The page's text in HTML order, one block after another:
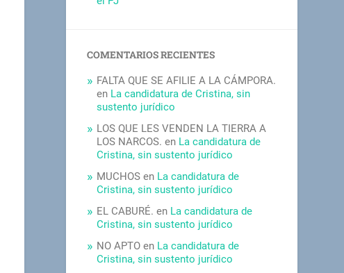
COMENTARIOS RECIENTES
FALTA QUE SE AFILIE A LA CÁMPORA.
en La candidatura de Cristina, sin
sustento jurídico
LOS QUE LES VENDEN LA TIERRA A
LOS NARCOS. en La candidatura de
Cristina, sin sustento jurídico
MUCHOS en La candidatura de
Cristina, sin sustento jurídico
EL CABURÉ. en La candidatura de
Cristina, sin sustento jurídico
NO APTO en La candidatura de
Cristina, sin sustento jurídico